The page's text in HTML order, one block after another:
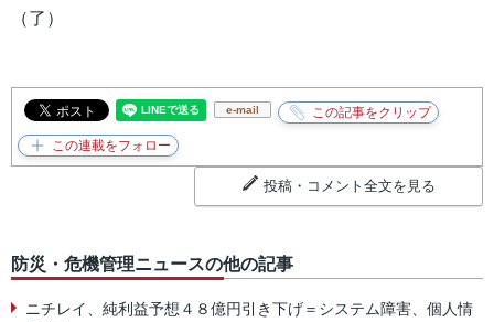
（了）
e-mail
投稿・コメント全文を見る
防災・危機管理ニュースの他の記事
ニチレイ、純利益予想４８億円引き下げ＝システム障害、個人情